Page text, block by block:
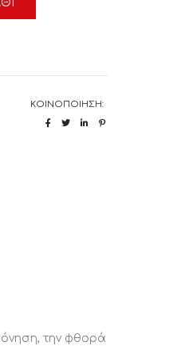
ΚΟΙΝΟΠΟΊΗΣΗ:
την φθορά